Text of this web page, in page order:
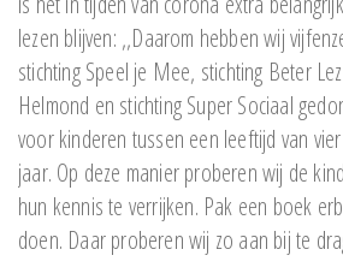
lezen blijven: ,,Daarom hebben wij
stichting Speel je Mee, stichting Beter
Helmond en stichting Super Sociaal
voor kinderen tussen een leeftijd van
jaar. Op deze manier proberen wij de
hun kennis te verrijken. Pak een boek
doen. Daar proberen wij zo aan bij te